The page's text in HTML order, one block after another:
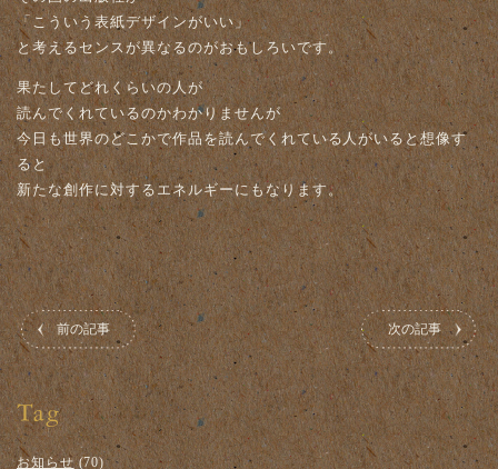
「こういう表紙デザインがいい」
と考えるセンスが異なるのがおもしろいです。
果たしてどれくらいの人が
読んでくれているのかわかりませんが
今日も世界のどこかで作品を読んでくれている人がいると想像す
ると
新たな創作に対するエネルギーにもなります。
前の記事 次の記事
お知らせ(70)